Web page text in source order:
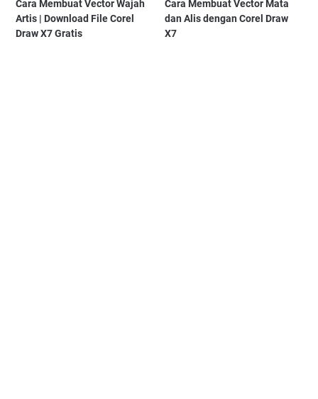
Cara Membuat Vector Wajah
Artis | Download File Corel
Draw X7 Gratis
Cara Membuat Vector Mata
dan Alis dengan Corel Draw
X7